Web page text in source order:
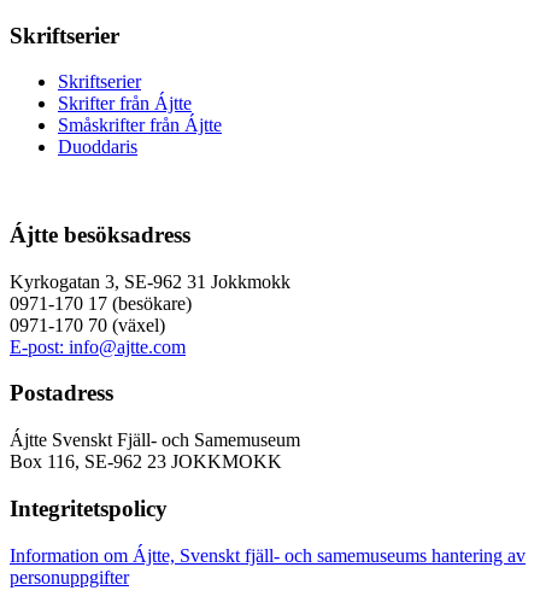
Skriftserier
Skriftserier
Skrifter från Ájtte
Småskrifter från Ájtte
Duoddaris
Ájtte besöksadress
Kyrkogatan 3, SE-962 31 Jokkmokk
0971-170 17 (besökare)
0971-170 70 (växel)
E-post: info@ajtte.com
Postadress
Ájtte Svenskt Fjäll- och Samemuseum
Box 116, SE-962 23 JOKKMOKK
Integritetspolicy
Information om Ájtte, Svenskt fjäll- och samemuseums hantering av
personuppgifter